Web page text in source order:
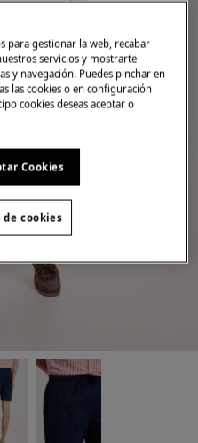
para gestionar la web, recabar
servicios y mostrarte
y navegación. Puedes pinchar en
las cookies o en configuración
cookies deseas aceptar o
Cookies
de cookies